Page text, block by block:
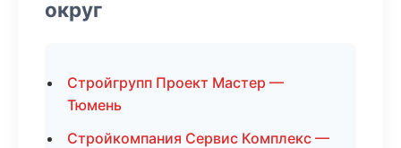
округ
Стройгрупп Проект Мастер —
Тюмень
Стройкомпания Сервис Комплекс —